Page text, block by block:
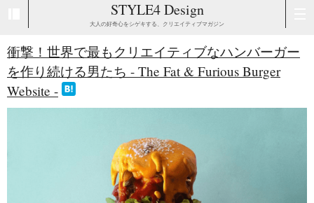
STYLE4 Design
大人の好奇心をシゲキする、クリエイティブマガジン
衝撃！世界で最もクリエイティブなハンバーガー
を作り続ける男たち - The Fat & Furious Burger
Website -